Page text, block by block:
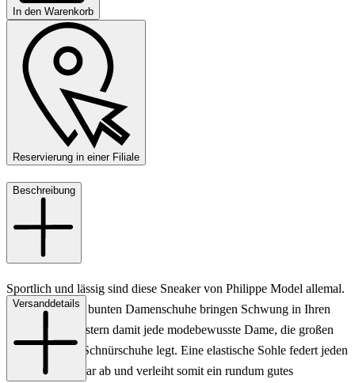
In den Warenkorb
Reservierung in einer Filiale
Beschreibung
Sportlich und lässig sind diese Sneaker von Philippe Model allemal.
Die grünen und bunten Damenschuhe bringen Schwung in Ihren
Look und begeistern damit jede modebewusste Dame, die großen
Wert auf coole Schnürschuhe legt. Eine elastische Sohle federt jeden
Schritt wunderbar ab und verleiht somit ein rundum gutes
Versanddetails